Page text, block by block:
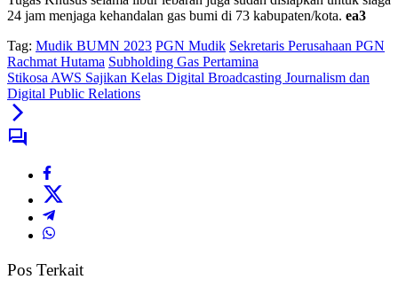
24 jam menjaga kehandalan gas bumi di 73 kabupaten/kota. ea3
Tag: Mudik BUMN 2023 PGN Mudik Sekretaris Perusahaan PGN
Rachmat Hutama Subholding Gas Pertamina
Stikosa AWS Sajikan Kelas Digital Broadcasting Journalism dan
Digital Public Relations
Pos Terkait